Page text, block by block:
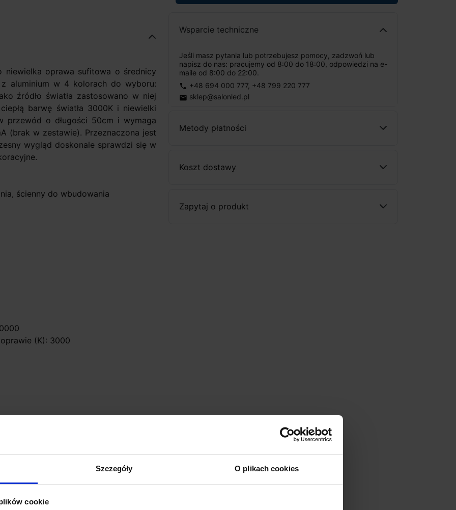
Szczegóły O plikach cookies
cookie
Wsparcie techniczne
Jeśli masz pytania lub potrzebujesz pomocy, zadzwoń lub
napisz do nas: pracujemy od 8:00 do 18:00, odpowiedzi na e-
maile od 8:00 do 22:00.
phone +48 694 000 777, +48 799 220 777
email sklep@salonled.pl
Metody płatności
Koszt dostawy
Zapytaj o produkt
oprawa sufitowa o średnicy
z aluminium w 4 kolorach do wyboru:
źródło światła zastosowano w niej
barwę światła 3000K i niewielki
przewód o długości 50cm i wymaga
(brak w zestawie). Przeznaczona jest
wygląd doskonale sprawdzi się w
ścienny do wbudowania
(K): 3000